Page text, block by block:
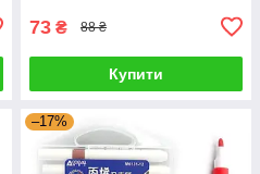
73 ₴ 88 ₴
Купити
–17%